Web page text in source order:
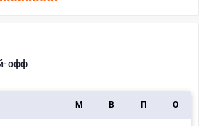
офф
M В П О